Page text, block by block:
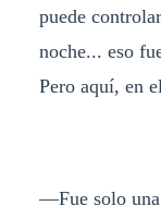
puede
noche... eso
Pero aquí, en
—Fue solo